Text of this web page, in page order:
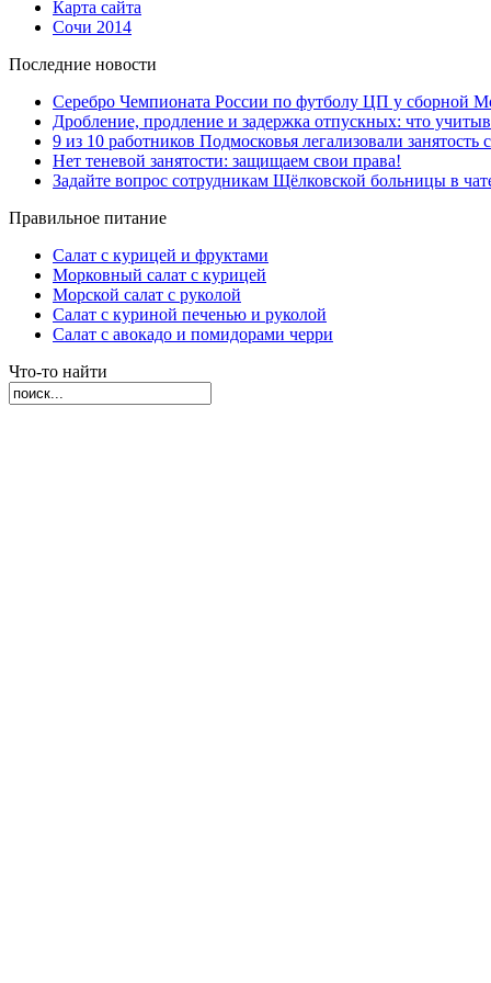
Карта сайта
Сочи 2014
Последние новости
Серебро Чемпионата России по футболу ЦП у сборной
Дробление, продление и задержка отпускных: что
9 из 10 работников Подмосковья легализовали занятость
Нет теневой занятости: защищаем свои права!
Задайте вопрос сотрудникам Щёлковской больницы в
Правильное питание
Салат с курицей и фруктами
Морковный салат с курицей
Морской салат с руколой
Салат с куриной печенью и руколой
Салат с авокадо и помидорами черри
Что-то найти